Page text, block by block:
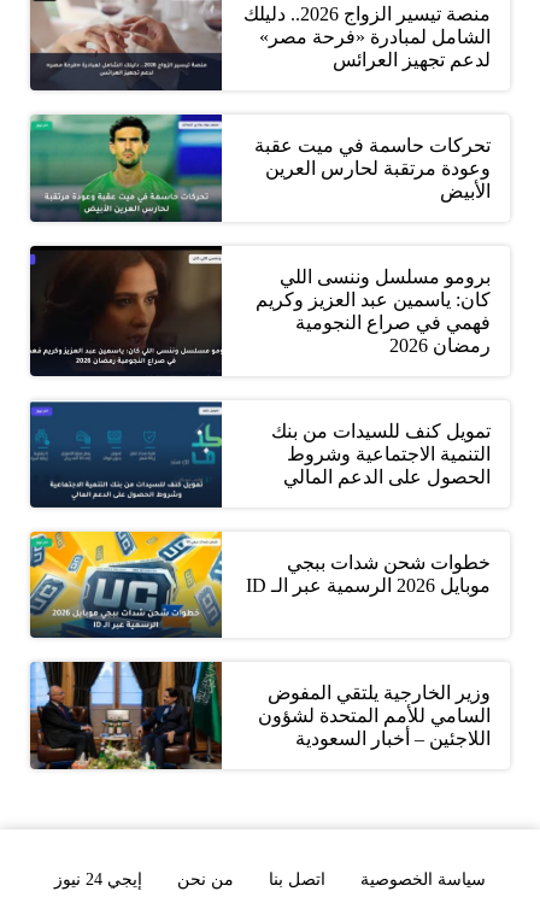
منصة تيسير الزواج 2026.. دليلك
الشامل لمبادرة «فرحة مصر»
لدعم تجهيز العرائس
تحركات حاسمة في ميت عقبة
وعودة مرتقبة لحارس العرين
الأبيض
برومو مسلسل وننسى اللي
كان: ياسمين عبد العزيز وكريم
فهمي في صراع النجومية
رمضان 2026
تمويل كنف للسيدات من بنك
التنمية الاجتماعية وشروط
الحصول على الدعم المالي
خطوات شحن شدات ببجي
موبايل 2026 الرسمية عبر الـ ID
وزير الخارجية يلتقي المفوض
السامي للأمم المتحدة لشؤون
اللاجئين – أخبار السعودية
سياسة الخصوصية اتصل بنا من نحن إيجي 24 نيوز